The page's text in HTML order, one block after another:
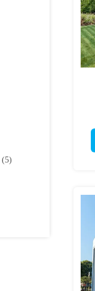
(5)